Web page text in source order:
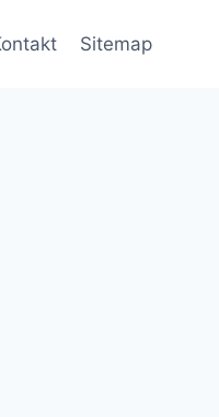
Sitemap